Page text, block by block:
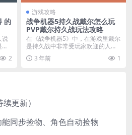
的
说
2
游戏攻略
战争机器5持久战戴尔怎么玩
PVP戴尔持久战玩法攻略
在《战争机器5》中，在游戏里戴尔
是持久战中非常受玩家欢迎的人
物，而在持久战模式中...
3 年前 1
更新）
同步捡物、角色自动捡物